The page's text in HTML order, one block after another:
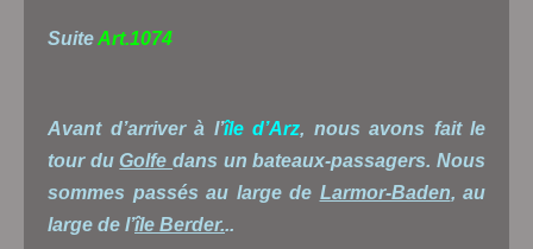
SuiteArt.1074
Avant d’arriver à l’île d’Arz, nous avons fait le
tour du Golfedans un bateaux-passagers. Nous
sommes passés au large de Larmor-Baden, au
large de l’île Berder...